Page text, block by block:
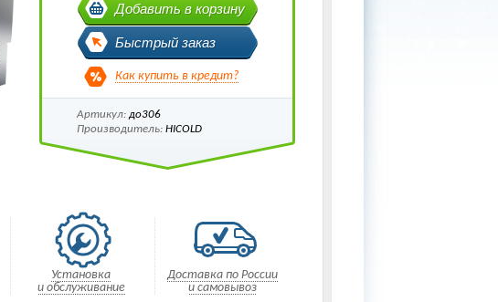
Добавить в корзину
Быстрый заказ
Как купить в кредит?
Артикул: до306
Производитель: HICOLD
Установка
и обслуживание
Доставка по России
и самовывоз